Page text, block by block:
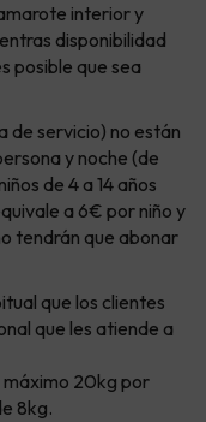
interior y
disponibilidad
posible que sea
de servicio) no están
y noche (de
de 4 a 14 años
a 6€ por niño y
tendrán que abonar
que los clientes
que les atiende a
máximo 20kg por
8kg.